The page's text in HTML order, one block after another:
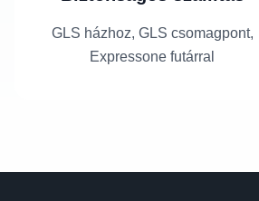
GLS házhoz, GLS csomagpont,
Expressone futárral